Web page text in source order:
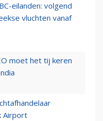
eilanden: volgend
vluchten vanaf
moet het tij keren
Airport